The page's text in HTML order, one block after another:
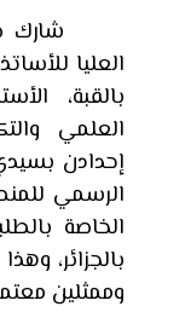
شارك
العليا
بالقبة،
العلمي
إحدادن
الخاصة
بالجزائر،
وممثلين